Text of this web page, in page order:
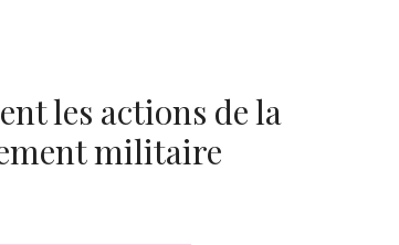
les actions de la
militaire